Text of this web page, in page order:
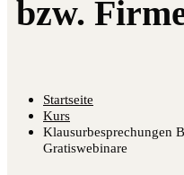
Startseite
Kurs
Klausurbesprechungen
Gratiswebinare